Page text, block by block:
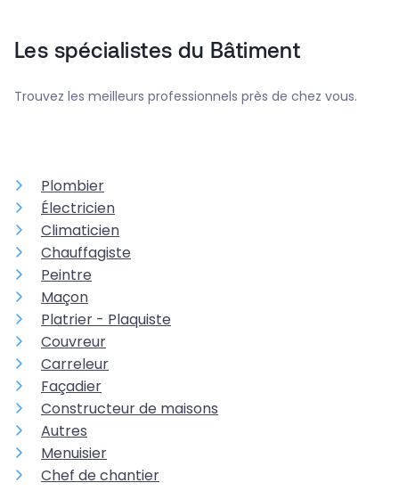
Les spécialistes du Bâtiment
Trouvez les meilleurs professionnels près de chez vous.
Plombier
Électricien
Climaticien
Chauffagiste
Peintre
Maçon
Platrier - Plaquiste
Couvreur
Carreleur
Façadier
Constructeur de maisons
Autres
Menuisier
Chef de chantier